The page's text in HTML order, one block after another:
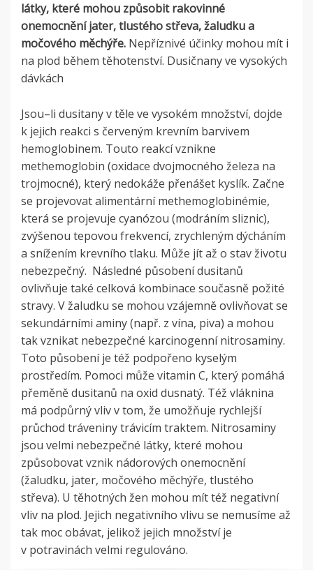
látky, které mohou způsobit rakovinné
onemocnění jater, tlustého střeva, žaludku a
močového měchýře. Nepříznivé účinky mohou mít i
na plod během těhotenství. Dusičnany ve vysokých
dávkách
Jsou–li dusitany v těle ve vysokém množství, dojde
k jejich reakci s červeným krevním barvivem
hemoglobinem. Touto reakcí vznikne
methemoglobin (oxidace dvojmocného železa na
trojmocné), který nedokáže přenášet kyslík. Začne
se projevovat alimentární methemoglobinémie,
která se projevuje cyanózou (modráním sliznic),
zvýšenou tepovou frekvencí, zrychleným dýcháním
a snížením krevního tlaku. Může jít až o stav životu
nebezpečný. Následné působení dusitanů
ovlivňuje také celková kombinace současně požité
stravy. V žaludku se mohou vzájemně ovlivňovat se
sekundárními aminy (např. z vína, piva) a mohou
tak vznikat nebezpečné karcinogenní nitrosaminy.
Toto působení je též podpořeno kyselým
prostředím. Pomoci může vitamin C, který pomáhá
přeměně dusitanů na oxid dusnatý. Též vláknina
má podpůrný vliv v tom, že umožňuje rychlejší
průchod tráveniny trávicím traktem. Nitrosaminy
jsou velmi nebezpečné látky, které mohou
způsobovat vznik nádorových onemocnění
(žaludku, jater, močového měchýře, tlustého
střeva). U těhotných žen mohou mít též negativní
vliv na plod. Jejich negativního vlivu se nemusíme až
tak moc obávat, jelikož jejich množství je
v potravinách velmi regulováno.